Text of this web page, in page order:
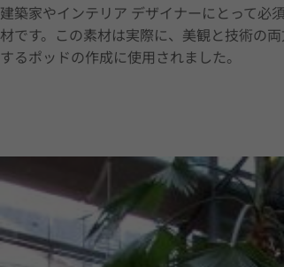
建築家やインテリア デザイナーにとって必
材です。この素材は実際に、美観と技術の
するポッドの作成に使用されました。